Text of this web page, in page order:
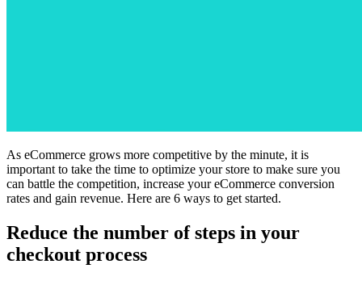
As eCommerce grows more competitive by the minute, it is
important to take the time to optimize your store to make sure you
can battle the competition, increase your eCommerce conversion
rates and gain revenue. Here are 6 ways to get started.
Reduce the number of steps in your
checkout process